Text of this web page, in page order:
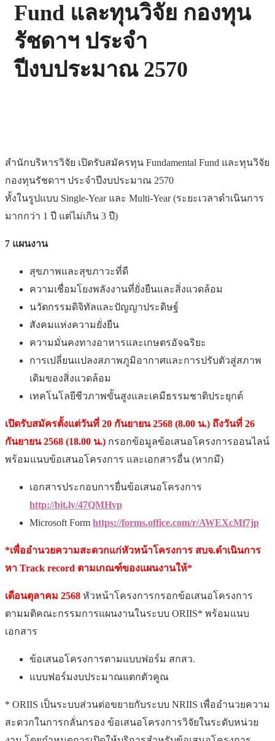
Fund และทุนวิจัย กองทุน
รัชดาฯ ประจำ
ปีงบประมาณ 2570
สำนักบริหารวิจัย เปิดรับสมัครทุน Fundamental Fund และทุนวิจัย
กองทุนรัชดาฯ ประจำปีงบประมาณ 2570
ทั้งในรูปแบบ Single-Year และ Multi-Year (ระยะเวลาดำเนินการ
มากกว่า 1 ปี แต่ไม่เกิน 3 ปี)
7 แผนงาน
สุขภาพและสุขภาวะที่ดี
ความเชื่อมโยงพลังงานที่ยั่งยืนและสิ่งแวดล้อม
นวัตกรรมดิจิทัลและปัญญาประดิษฐ์
สังคมแห่งความยั่งยืน
ความมั่นคงทางอาหารและเกษตรอัจฉริยะ
การเปลี่ยนแปลงสภาพภูมิอากาศและการปรับตัวสู่สภาพ
เดิมของสิ่งแวดล้อม
เทคโนโลยีชีวภาพขั้นสูงและเคมีธรรมชาติประยุกต์
เปิดรับสมัครตั้งแต่วันที่ 20 กันยายน 2568 (8.00 น.) ถึงวันที่ 26
กันยายน 2568 (18.00 น.) กรอกข้อมูลข้อเสนอโครงการออนไลน์
พร้อมแนบข้อเสนอโครงการ และเอกสารอื่น (หากมี)
เอกสารประกอบการยื่นข้อเสนอโครงการ
http://bit.ly/47QMHvp
Microsoft Form https://forms.office.com/r/AWEXcMf7jp
*เพื่ออำนวยความสะดวกแก่หัวหน้าโครงการ สบจ.ดำเนินการ
หา Track record ตามเกณฑ์ของแผนงานให้*
เดือนตุลาคม 2568 หัวหน้าโครงการกรอกข้อเสนอโครงการ
ตามมติคณะกรรมการแผนงานในระบบ ORIIS* พร้อมแนบ
เอกสาร
ข้อเสนอโครงการตามแบบฟอร์ม สกสว.
แบบฟอร์มงบประมาณแตกตัวคูณ
* ORIIS เป็นระบบส่วนต่อขยายกับระบบ NRIIS เพื่ออำนวยความ
สะดวกในการกลั่นกรอง ข้อเสนอโครงการวิจัยในระดับหน่วย